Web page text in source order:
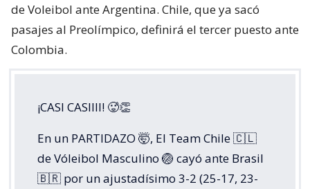
de Voleibol ante Argentina. Chile, que ya sacó
pasajes al Preolímpico, definirá el tercer puesto ante
Colombia.
¡CASI CASIIII! 🥵👏
En un PARTIDAZO 🤯, El Team Chile 🇨🇱
de Vóleibol Masculino 🏐 cayó ante Brasil
🇧🇷 por un ajustadísimo 3-2 (25-17, 23-